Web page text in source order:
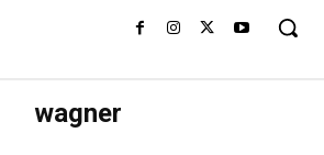
wagner